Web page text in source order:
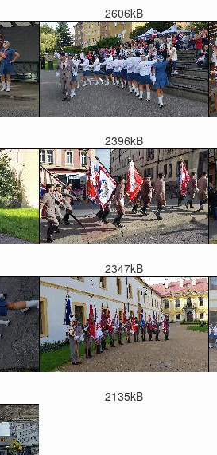
2606kB
2396kB
2347kB
2135kB